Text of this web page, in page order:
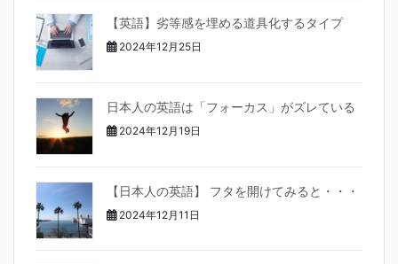
【英語】劣等感を埋める道具化するタイプ
2024年12月25日
日本人の英語は「フォーカス」がズレている
2024年12月19日
【日本人の英語】 フタを開けてみると・・・
2024年12月11日